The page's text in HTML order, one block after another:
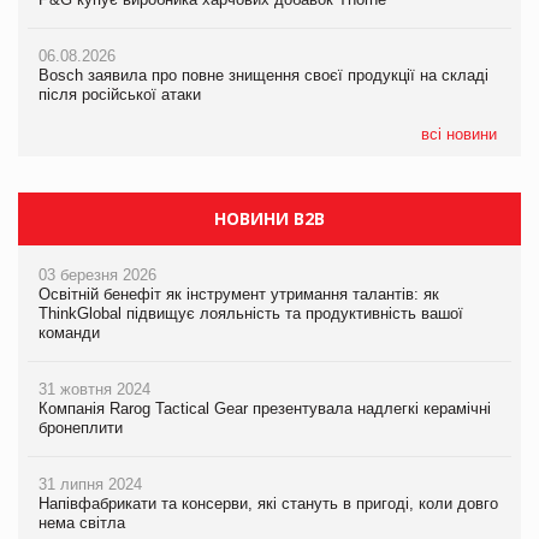
06.08.2026
Bosch заявила про повне знищення своєї продукції на складі
після російської атаки
всі новини
новинки від ТМ ТОКЕРИ
Сергій Лісунов про заморожені хлібобулочні вироби на
06.08.2026
Bosch заявила про повне знищення своєї продукції на складі
після російської атаки
НОВИНИ B2B
03 березня 2026
Освітній бенефіт як інструмент утримання талантів: як
ThinkGlobal підвищує лояльність та продуктивність вашої
команди
31 жовтня 2024
Компанія Rarog Tactical Gear презентувала надлегкі керамічні
бронеплити
31 липня 2024
Напівфабрикати та консерви, які стануть в пригоді, коли довго
нема світла